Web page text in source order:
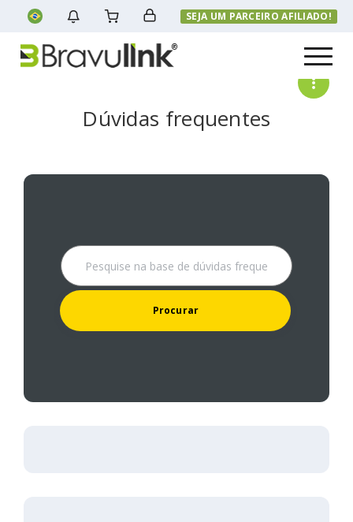
SEJA UM PARCEIRO AFILIADO!
Menu
Dúvidas frequentes